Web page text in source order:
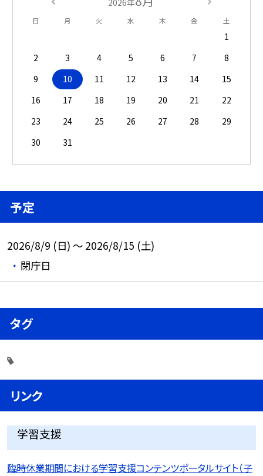
日 月 火 水 木 金 土
1
2
3 4 5 6 7
8
9
10 11 12 13 14
15
16
17 18 19 20 21
22
23
24 25 26 27 28
29
30
31
予定
2026/8/9 (日) ～ 2026/8/15 (土)
閉庁日
タグ
リンク
学習支援
臨時休業期間における学習支援コンテンツポータルサイト（子